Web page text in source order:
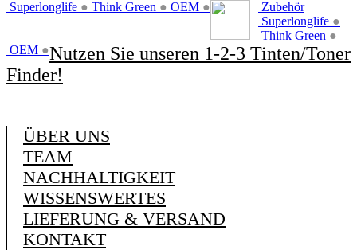
Superlonglife ● Think Green ● OEM ●
Zubehör
Superlonglife ●
Think Green ●
OEM ●Nutzen Sie unseren 1-2-3 Tinten/Toner
Finder!
ÜBER UNS
TEAM
NACHHALTIGKEIT
WISSENSWERTES
LIEFERUNG & VERSAND
KONTAKT